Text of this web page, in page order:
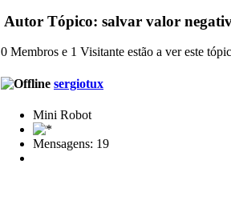
Autor Tópico: salvar valor
0 Membros e 1 Visitante estão a ver este
sergiotux
Mini Robot
Mensagens: 19